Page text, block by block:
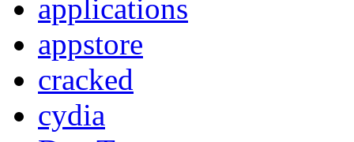
applications
appstore
cracked
cydia